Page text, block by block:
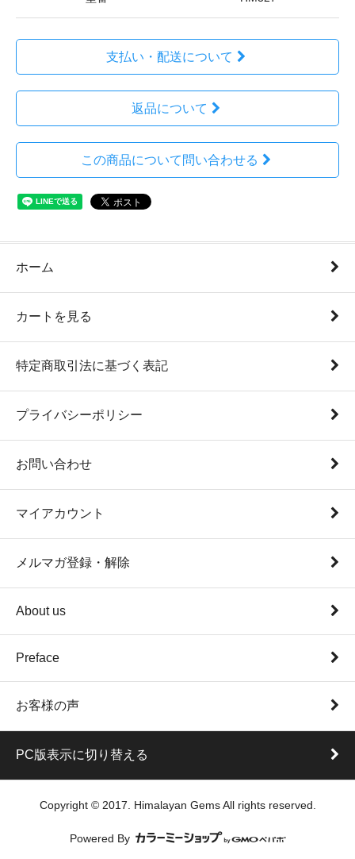
支払い・配送について
返品について
この商品について問い合わせる
ホーム
カートを見る
特定商取引法に基づく表記
プライバシーポリシー
お問い合わせ
マイアカウント
メルマガ登録・解除
About us
Preface
お客様の声
PC版表示に切り替える
Copyright © 2017. Himalayan Gems All rights reserved.
Powered By